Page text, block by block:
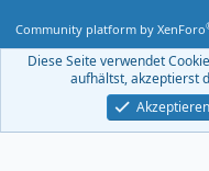
Community platform by XenForo
Diese Seite verwendet
aufhältst, akzeptierst
Akzeptieren